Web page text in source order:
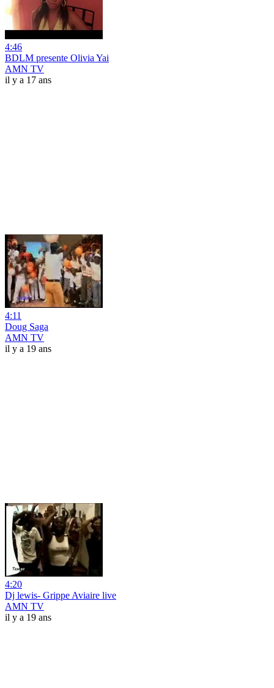
4:46
BDLM presente Olivia Yai
AMN TV
il y a 17 ans
4:11
Doug Saga
AMN TV
il y a 19 ans
4:20
Dj lewis- Grippe Aviaire live
AMN TV
il y a 19 ans